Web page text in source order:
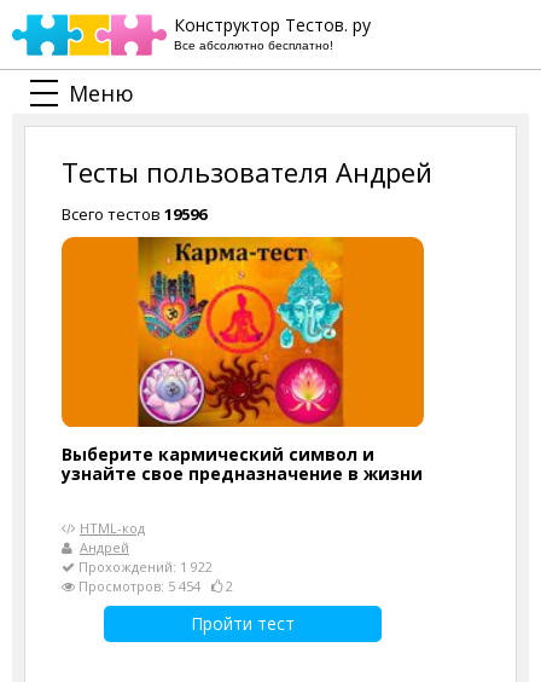
Конструктор Тестов. ру
Все абсолютно бесплатно!
Меню
Тесты пользователя Андрей
Всего тестов 19596
Выберите кармический символ и
узнайте свое предназначение в жизни
HTML-код
Андрей
Прохождений: 1 922
Просмотров: 5 454
2
Пройти тест